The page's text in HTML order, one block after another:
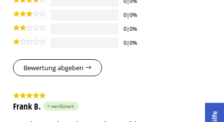
0|0%
0|0%
0|0%
Bewertung abgeben
Frank B. verifiziert